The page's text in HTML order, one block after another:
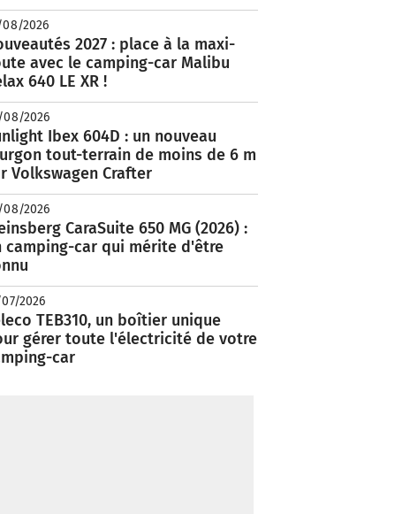
2026
2027 : place à la maxi-
avec le camping-car Malibu
640 LE XR !
2026
Ibex 604D : un nouveau
tout-terrain de moins de 6 m
Volkswagen Crafter
2026
CaraSuite 650 MG (2026) :
camping-car qui mérite d'être
2026
TEB310, un boîtier unique
gérer toute l'électricité de votre
car